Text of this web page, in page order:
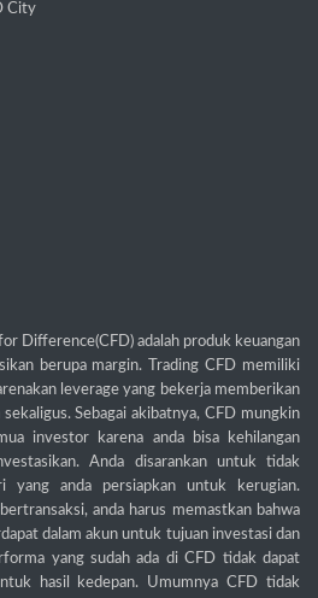
City
Difference(CFD) adalah produk keuangan
berupa margin. Trading CFD memiliki
leverage yang bekerja memberikan
Sebagai akibatnya, CFD mungkin
investor karena anda bisa kehilangan
Anda disarankan untuk tidak
yang anda persiapkan untuk kerugian.
anda harus memastkan bahwa
dalam akun untuk tujuan investasi dan
yang sudah ada di CFD tidak dapat
hasil kedepan. Umumnya CFD tidak